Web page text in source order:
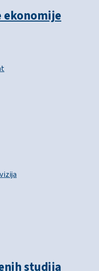
ekonomije
studija